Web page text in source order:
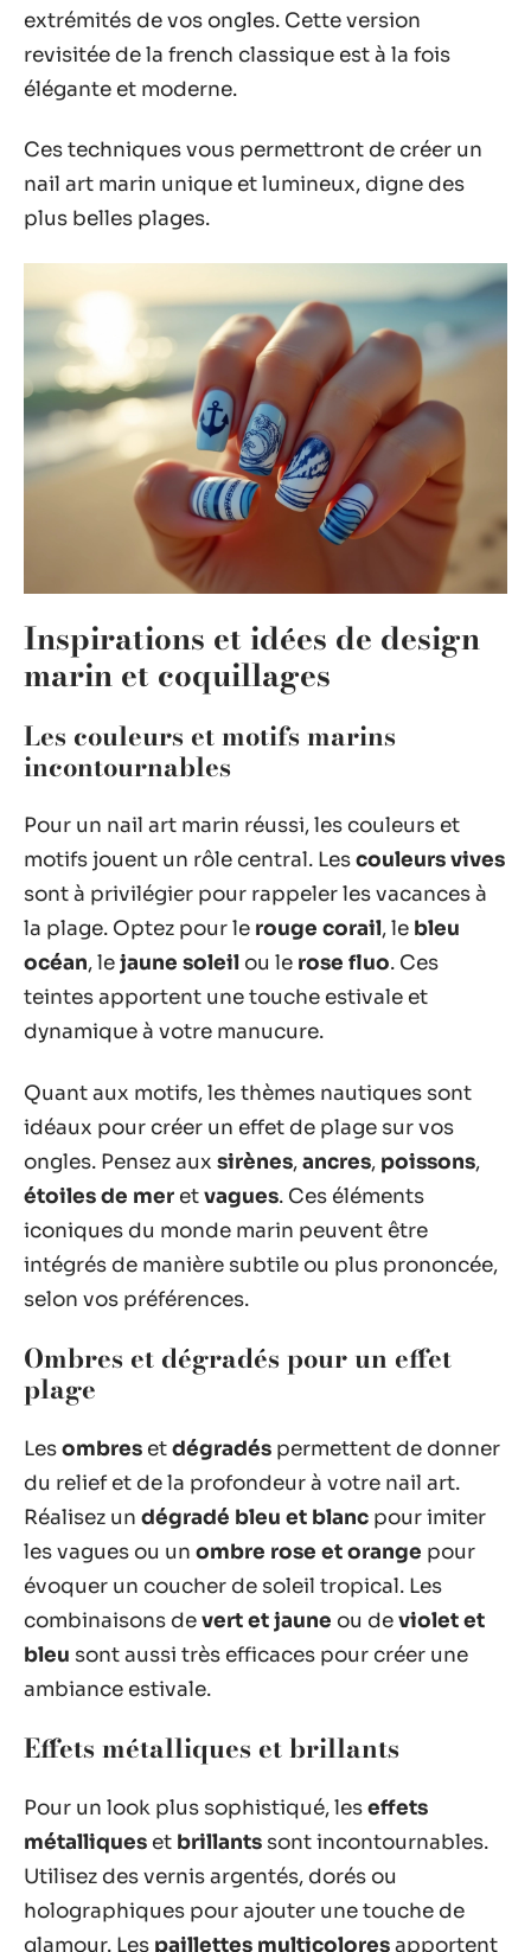
extrémités de vos ongles. Cette version
revisitée de la french classique est à la fois
élégante et moderne.
Ces techniques vous permettront de créer un
nail art marin unique et lumineux, digne des
plus belles plages.
Inspirations et idées de design
marin et coquillages
Les couleurs et motifs marins
incontournables
Pour un nail art marin réussi, les couleurs et
motifs jouent un rôle central. Lescouleurs vives
sont à privilégier pour rappeler les vacances à
la plage. Optez pour le rouge corail, le bleu
océan, lejaune soleil ou le rose fluo. Ces
teintes apportent une touche estivale et
dynamique à votre manucure.
Quant aux motifs, les thèmes nautiques sont
idéaux pour créer un effet de plage sur vos
ongles. Pensez aux sirènes,ancres, poissons,
étoiles de mer etvagues. Ces éléments
iconiques du monde marin peuvent être
intégrés de manière subtile ou plus prononcée,
selon vos préférences.
Ombres et dégradés pour un effet
plage
Lesombres etdégradés permettent de donner
du relief et de la profondeur à votre nail art.
Réalisez un dégradé bleu et blanc pour imiter
les vagues ou un ombre rose et orange pour
évoquer un coucher de soleil tropical. Les
combinaisons devert et jaune ou deviolet et
bleu sont aussi très efficaces pour créer une
ambiance estivale.
Effets métalliques et brillants
Pour un look plus sophistiqué, leseffets
métalliques et brillants sont incontournables.
Utilisez des vernis argentés, dorés ou
holographiques pour ajouter une touche de
glamour. Les paillettes multicoloresapportent